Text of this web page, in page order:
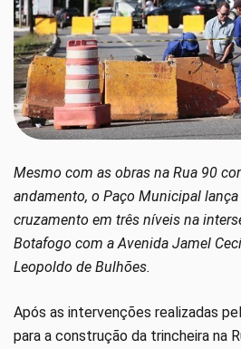
Mesmo com as obras na Rua 90
andamento, o Paço Municipal
cruzamento em três níveis na
Botafogo com a Avenida Jamel
Leopoldo de Bulhões.
Após as intervenções realizadas
para a construção da trincheira na